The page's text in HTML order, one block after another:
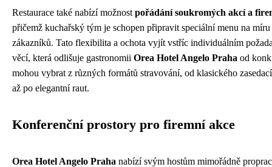
Restaurace také nabízí možnost pořádání soukromých akcí a
přičemž kuchařský tým je schopen připravit speciální menu na
zákazníků. Tato flexibilita a ochota vyjít vstříc individuálním
věcí, která odlišuje gastronomii Orea Hotel Angelo Praha od
mohou vybrat z různých formátů stravování, od klasického
až po elegantní raut.
Konferenční prostory pro firemní akce
Orea Hotel Angelo Praha nabízí svým hostům mimořádně